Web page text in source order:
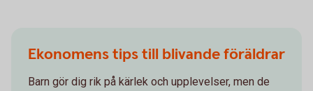
Ekonomens tips till blivande föräldrar
Barn gör dig rik på kärlek och upplevelser, men de